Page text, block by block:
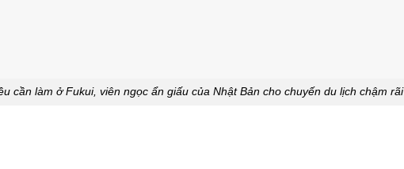
cần làm ở Fukui, viên ngọc ẩn giấu của Nhật Bản cho chuyến du lịch chậm rãi